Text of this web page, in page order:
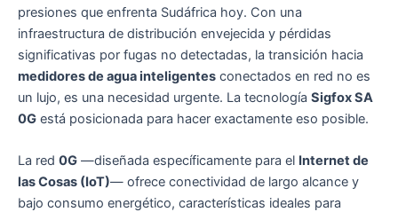
presiones que enfrenta Sudáfrica hoy. Con una
infraestructura de distribución envejecida y pérdidas
significativas por fugas no detectadas, la transición hacia
medidores de agua inteligentes conectados en red no es
un lujo, es una necesidad urgente. La tecnología Sigfox SA
0G está posicionada para hacer exactamente eso posible.
La red 0G —diseñada específicamente para el Internet de
las Cosas (IoT)— ofrece conectividad de largo alcance y
bajo consumo energético, características ideales para